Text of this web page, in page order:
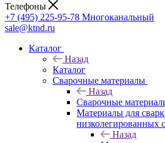
Телефоны
+7 (495) 225-95-78 Многоканальный
sale@ktnd.ru
Каталог
Назад
Каталог
Сварочные материалы
Назад
Сварочные
Материалы для
низколегированных
Назад